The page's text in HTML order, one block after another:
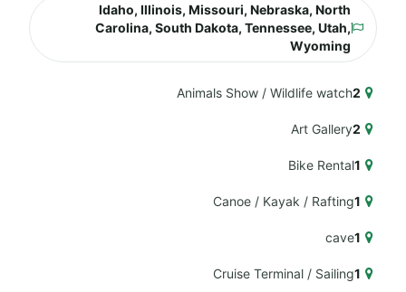
Idaho, Illinois, Missouri, Nebraska, North
Carolina, South Dakota, Tennessee, Utah,
Wyoming
2
Animals Show / Wildlife watch
2
Art Gallery
1
Bike Rental
1
Canoe / Kayak / Rafting
1
cave
1
Cruise Terminal / Sailing